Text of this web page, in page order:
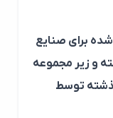
برای صنایع
زیر مجموعه
توسط